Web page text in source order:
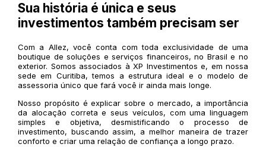
Sua história é única e seus
investimentos também precisam ser
Com a Allez, você conta com toda exclusividade de uma
boutique de soluções e serviços financeiros, no Brasil e no
exterior. Somos associados à XP Investimentos e, em nossa
sede em Curitiba, temos a estrutura ideal e o modelo de
assessoria único que fará você ir ainda mais longe.
Nosso propósito é explicar sobre o mercado, a importância
da alocação correta e seus veículos, com uma linguagem
simples e objetiva, desmistificando o processo de
investimento, buscando assim, a melhor maneira de trazer
conforto e criar uma relação de confiança a longo prazo.